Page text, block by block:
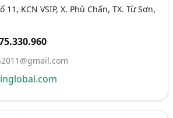
11, KCN VSIP, X. Phù Chấn, TX. Từ Sơn,